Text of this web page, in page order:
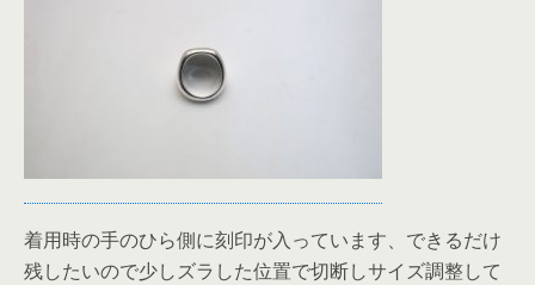
着用時の手のひら側に刻印が入っています、できるだけ
残したいので少しズラした位置で切断しサイズ調整して